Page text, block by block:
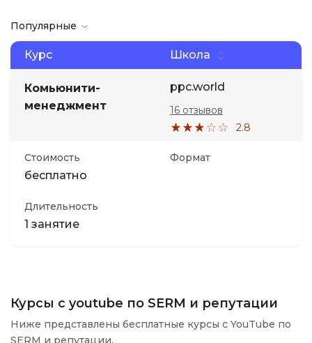
Популярные
Курс Школа
Комьюнити-
менеджмент
ppc.world
2.8
16 отзывов
Стоимость
бесплатно
Формат
Длительность
1 занятие
Курсы с youtube по SERM и репутации
Ниже представлены бесплатные курсы с YouTube по
SERM и репутации.